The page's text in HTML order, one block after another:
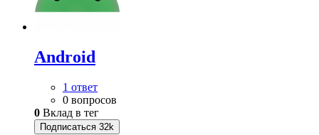
Android
1 ответ
0 вопросов
0 Вклад в тег
Подписаться 32k